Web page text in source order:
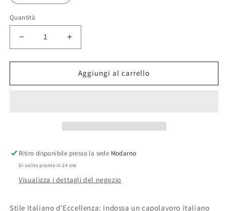
Quantità
Diminuisci
quantità
per
Borsa
Versione
Grande
35x12x31
Aumenta
quantità
per
Modarno
Borsa
Versione
Grande
35x12x31
Aggiungi al carrello
Ritiro disponibile presso la sede Modarno
Di solito pronto in 24 ore
Visualizza i dettagli del negozio
Stile Italiano d'Eccellenza: Indossa un capolavoro italiano